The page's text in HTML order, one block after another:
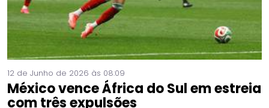
12 de Junho de 2026 às 08:09
México vence África do Sul em estreia
com três expulsões